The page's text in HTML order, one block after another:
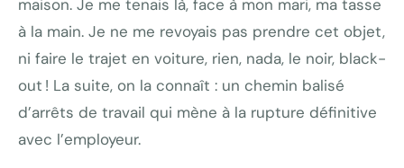
maison. Je me tenais là, face à mon mari, ma tasse
à la main. Je ne me revoyais pas prendre cet objet,
ni faire le trajet en voiture, rien, nada, le noir, black-
out ! La suite, on la connaît : un chemin balisé
d’arrêts de travail qui mène à la rupture définitive
avec l’employeur.